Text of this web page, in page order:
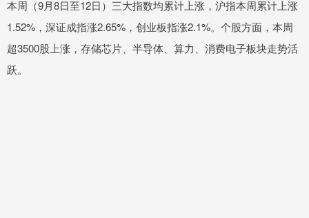
本周（9月8日至12日）三大指数均累计上涨，沪指本周累计上涨
1.52%，深证成指涨2.65%，创业板指涨2.1%。个股方面，本周
超3500股上涨，存储芯片、半导体、算力、消费电子板块走势活
跃。